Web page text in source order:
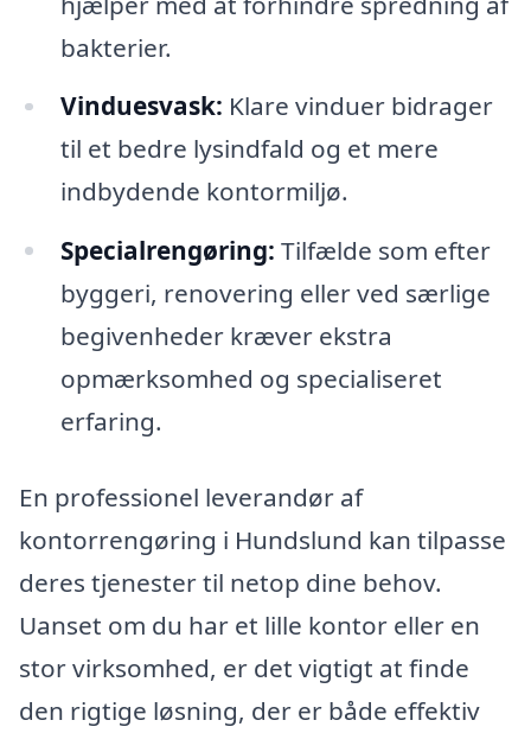
bakterier.
Vinduesvask: Klare vinduer bidrager
til et bedre lysindfald og et mere
indbydende kontormiljø.
Specialrengøring: Tilfælde som efter
byggeri, renovering eller ved særlige
begivenheder kræver ekstra
opmærksomhed og specialiseret
erfaring.
En professionel leverandør af
kontorrengøring i Hundslund kan tilpasse
deres tjenester til netop dine behov.
Uanset om du har et lille kontor eller en
stor virksomhed, er det vigtigt at finde
den rigtige løsning, der er både effektiv